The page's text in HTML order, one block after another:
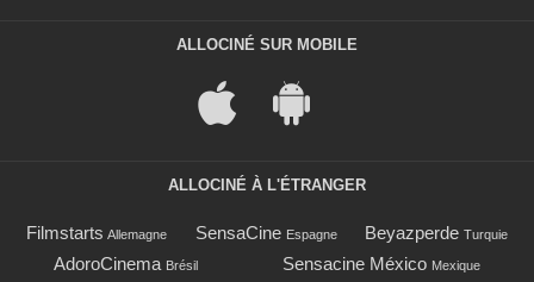
ALLOCINÉ SUR MOBILE
ALLOCINÉ À L'ÉTRANGER
Filmstarts Allemagne SensaCine Espagne Beyazperde Turquie
AdoroCinema Brésil Sensacine México Mexique